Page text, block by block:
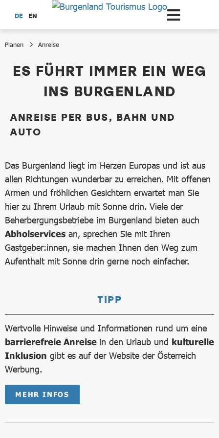
Zum Hauptinhalt springen
DE EN
Planen Anreise
AnreiseES FÜHRT IMMER EIN WEG
INS BURGENLAND
ANREISE PER BUS, BAHN UND
AUTO
Das Burgenland liegt im Herzen Europas und ist aus
allen Richtungen wunderbar zu erreichen. Mit offenen
Armen und fröhlichen Gesichtern erwartet man Sie
hier zu Ihrem Urlaub mit Sonne drin. Viele der
Beherbergungsbetriebe im Burgenland bieten auch
Abholservices an, sprechen Sie mit Ihren
Gastgeber:innen, sie machen Ihnen den Weg zum
Aufenthalt mit Sonne drin gerne noch einfacher.
TIPP
Wertvolle Hinweise und Informationen rund um eine
barrierefreie Anreise in den Urlaub und kulturelle
Inklusion gibt es auf der Website der Österreich
Werbung.
MEHR INFOS